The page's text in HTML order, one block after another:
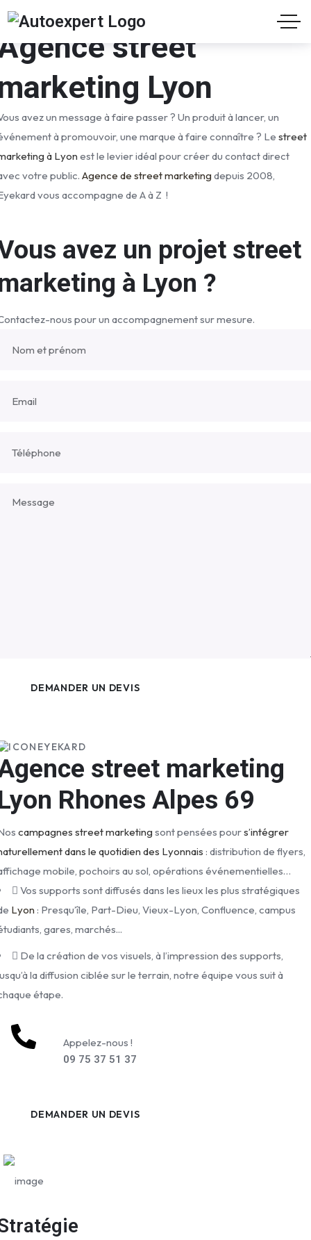
street
Lyon
avez un message à faire passer ? Un produit à lancer, un
à promouvoir, une marque à faire connaître ? Lestreet
à Lyon est le levier idéal pour créer du contact direct
votre public.Agence de street marketing depuis 2008,
vous accompagne de A à Z !
avez un projet street
à Lyon ?
nous pour un accompagnement sur mesure.
EYEKARD
street marketing
Rhones Alpes 69
campagnes street marketing sont pensées pours’intégrer
dans le quotidien des Lyonnais : distribution de flyers,
mobile, pochoirs au sol, opérations événementielles…
Vos supports sont diffusés dans les lieux les plus stratégiques
Lyon : Presqu’île, Part-Dieu, Vieux-Lyon, Confluence, campus
gares, marchés...
De la création de vos visuels, à l’impression des supports,
la diffusion ciblée sur le terrain, notre équipe vous suit à
étape.
Appelez-nous !
09 75 37 51 37
DEMANDER UN DEVIS